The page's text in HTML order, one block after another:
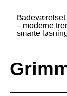
Badeværelset
– moderne
smarte